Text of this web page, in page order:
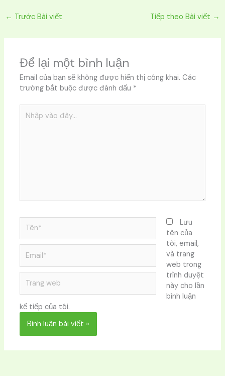
← Trước Bài viết Tiếp theo Bài viết →
Để lại một bình luận
Email của bạn sẽ không được hiển thị công khai. Các
trường bắt buộc được đánh dấu *
vào
web
Lưu
tên của
tôi, email,
và trang
web trong
trình duyệt
này cho lần
bình luận
kế tiếp của tôi.